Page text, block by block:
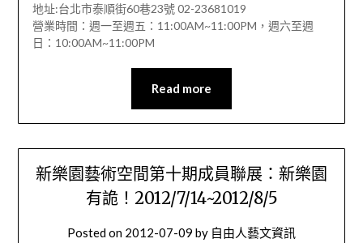
地址:台北市泰順街60巷23號 02-23681019
營業時間：週一至週五：11:00AM~11:00PM，週六至週
日：10:00AM~11:00PM
Read more
新樂園藝術空間第十期成員聯展：新樂園
有詭！2012/7/14~2012/8/5
Posted on 2012-07-09 by 自由人藝文資訊